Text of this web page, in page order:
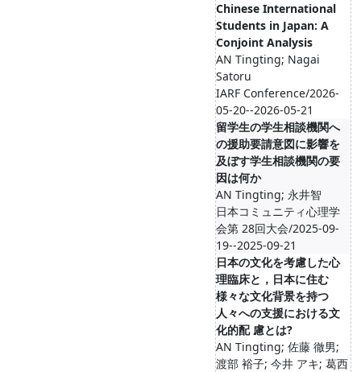
Chinese International
Students in Japan: A
Conjoint Analysis
AN Tingting; Nagai
Satoru
IARF Conference/2026-
05-20--2026-05-21
留学生の学生相談機関へ
の援助要請意図に影響を
及ぼす学生相談機関の要
因は何か
AN Tingting; 永井智
日本コミュニティ心理学
会第 28回大会/2025-09-
19--2025-09-21
日本の文化を考慮した心
理臨床と，日本に住む
様々な文化背景を持つ
人々への支援における文
化的配 慮とは?
AN Tingting; 佐藤 徹男;
渡部 裕子; 今井 アキ; 葛西